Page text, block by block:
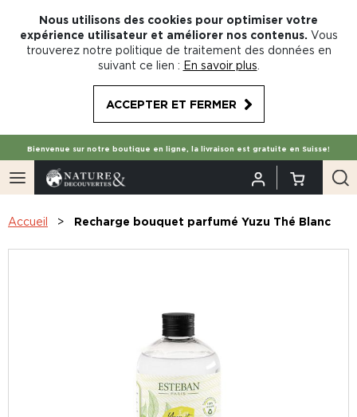
Nous utilisons des cookies pour optimiser votre
expérience utilisateur et améliorer nos contenus. Vous
trouverez notre politique de traitement des données en
suivant ce lien : En savoir plus
ACCEPTER ET FERMER
Bienvenue sur notre boutique en ligne, la livraison est gratuite en Suisse!
Accueil Recharge bouquet parfumé Yuzu Thé Blanc